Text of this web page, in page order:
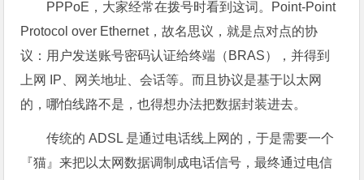
PPPoE，大家经常在拨号时看到这词。Point-Point
Protocol over Ethernet，故名思议，就是点对点的协
议：用户发送账号密码认证给终端（BRAS），并得到
上网 IP、网关地址、会话等。而且协议是基于以太网
的，哪怕线路不是，也得想办法把数据封装进去。
传统的 ADSL 是通过电话线上网的，于是需要一个
『猫』来把以太网数据调制成电话信号，最终通过电信